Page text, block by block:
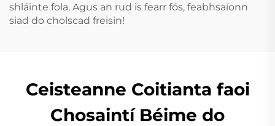
shláinte fola. Agus an rud is fearr fós, feabhsaíonn
siad do cholscad freisin!
Ceisteanne Coitianta faoi
Chosaintí Béime do